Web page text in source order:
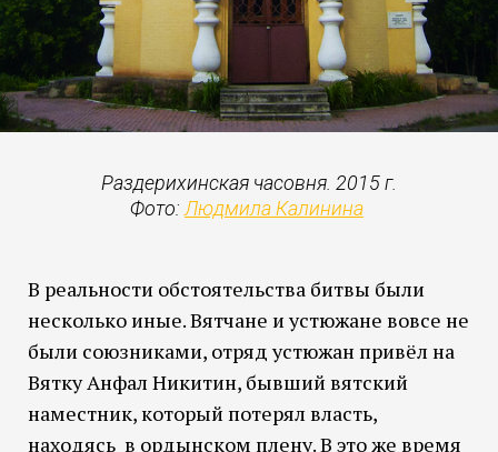
Раздерихинская часовня. 2015 г.
Фото:Людмила Калинина
В реальности обстоятельства битвы были
несколько иные. Вятчане и устюжане вовсе не
были союзниками, отряд устюжан привёл на
Вятку Анфал Никитин, бывший вятский
наместник, который потерял власть,
находясь в ордынском плену. В это же время